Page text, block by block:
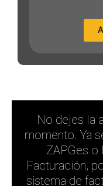
No dejes la
momento. Ya
ZAPGes o
Facturación,
sistema de